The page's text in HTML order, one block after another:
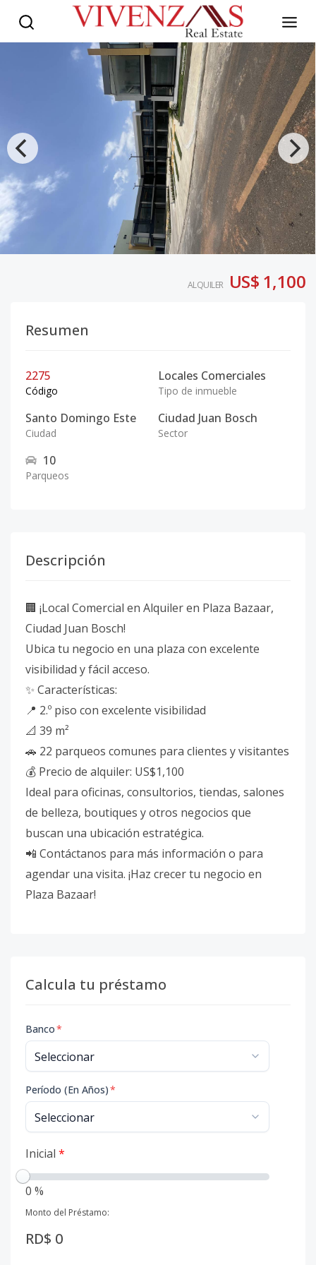
ALQUILER US$ 1,100
Resumen
2275
Código
Locales Comerciales
Tipo de inmueble
Santo Domingo Este
Ciudad
Ciudad Juan Bosch
Sector
10
Parqueos
Descripción
🏢 ¡Local Comercial en Alquiler en Plaza Bazaar,
Ciudad Juan Bosch!
Ubica tu negocio en una plaza con excelente
visibilidad y fácil acceso.
✨ Características:
📍 2.º piso con excelente visibilidad
📐 39 m²
🚗 22 parqueos comunes para clientes y visitantes
💰 Precio de alquiler: US$1,100
Ideal para oficinas, consultorios, tiendas, salones
de belleza, boutiques y otros negocios que
buscan una ubicación estratégica.
📲 Contáctanos para más información o para
agendar una visita. ¡Haz crecer tu negocio en
Plaza Bazaar!
Calcula tu préstamo
Banco*
Período (En Años)*
Inicial *
0 %
Monto del Préstamo:
RD$ 0